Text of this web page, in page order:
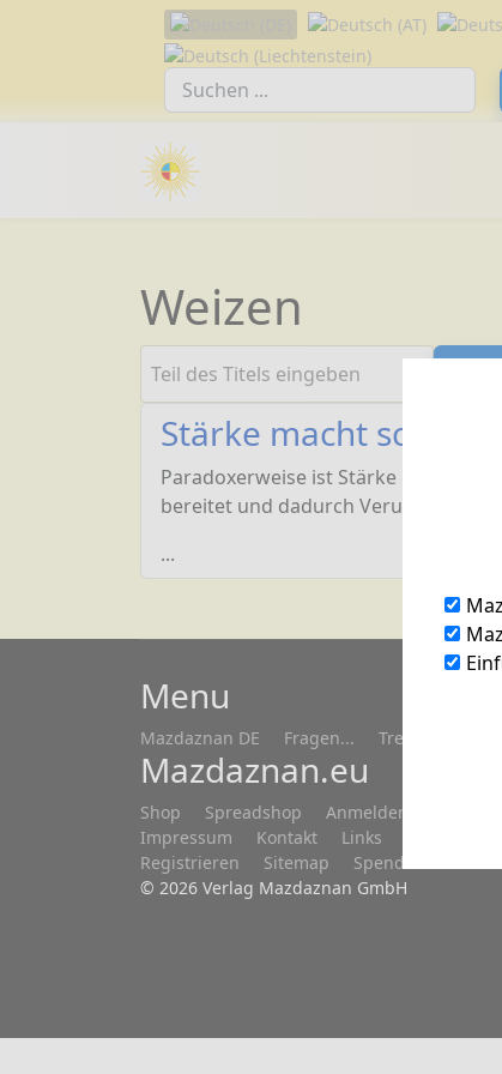
Sprache auswählen
Suchfeld
Weizen
Stärke macht schwach!
Paradoxerweise ist Stärke genau
bereitet und dadurch Verursacher
...
Menu
Mazdaznan DE Fragen... Treffen/
Mazdaznan.eu
Shop Spreadshop Anmelden
Impressum
Kontakt Links
Registrieren
Sitemap Spenden
© 2026 Verlag Mazdaznan GmbH